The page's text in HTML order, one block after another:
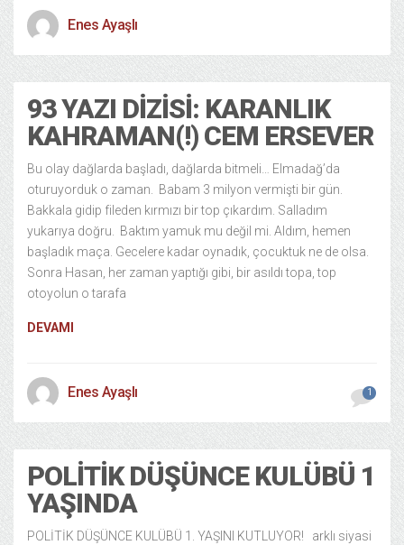
Enes Ayaşlı
93 YAZI DIZISI: KARANLIK
KAHRAMAN(!) CEM ERSEVER
Bu olay dağlarda başladı, dağlarda bitmeli… Elmadağ’da
oturuyorduk o zaman. Babam 3 milyon vermişti bir gün.
Bakkala gidip fileden kırmızı bir top çıkardım. Salladım
yukarıya doğru. Baktım yamuk mu değil mi. Aldım, hemen
başladık maça. Gecelere kadar oynadık, çocuktuk ne de olsa.
Sonra Hasan, her zaman yaptığı gibi, bir asıldı topa, top
otoyolun o tarafa
DEVAMI
Enes Ayaşlı 1
POLITIK DÜŞÜNCE KULÜBÜ 1
YAŞINDA
POLİTİK DÜŞÜNCE KULÜBÜ 1. YAŞINI KUTLUYOR! arklı siyasi